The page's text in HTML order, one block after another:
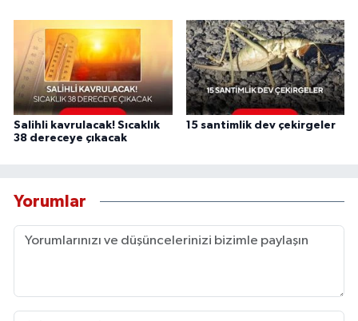
Salihli kavrulacak! Sıcaklık
38 dereceye çıkacak
15 santimlik dev çekirgeler
Yorumlar